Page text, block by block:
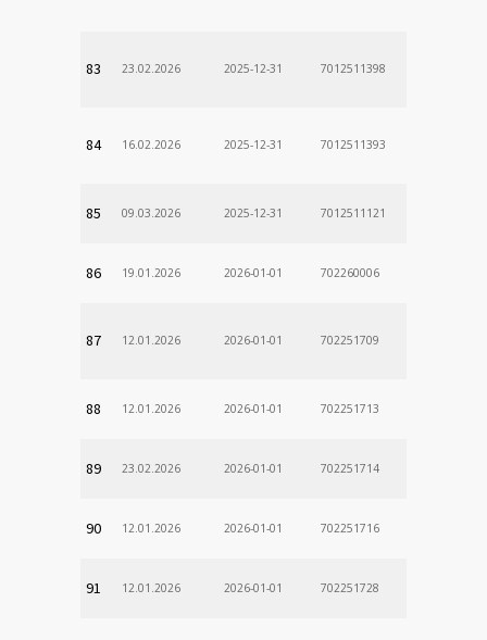
83 23.02.2026 2025-12-31 7012511398
84 16.02.2026 2025-12-31 7012511393
85 09.03.2026 2025-12-31 7012511121
86 19.01.2026 2026-01-01 702260006
87 12.01.2026 2026-01-01 702251709
88 12.01.2026 2026-01-01 702251713
89 23.02.2026 2026-01-01 702251714
90 12.01.2026 2026-01-01 702251716
91 12.01.2026 2026-01-01 702251728